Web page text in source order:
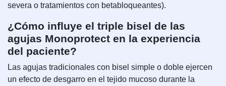
severa o tratamientos con betabloqueantes).
¿Cómo influye el triple bisel de las
agujas Monoprotect en la experiencia
del paciente?
Las agujas tradicionales con bisel simple o doble ejercen
un efecto de desgarro en el tejido mucoso durante la